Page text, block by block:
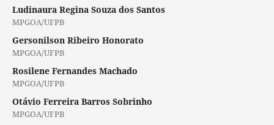
Ludinaura Regina Souza dos Santos
MPGOA/UFPB
Gersonilson Ribeiro Honorato
MPGOA/UFPB
Rosilene Fernandes Machado
MPGOA/UFPB
Otávio Ferreira Barros Sobrinho
MPGOA/UFPB